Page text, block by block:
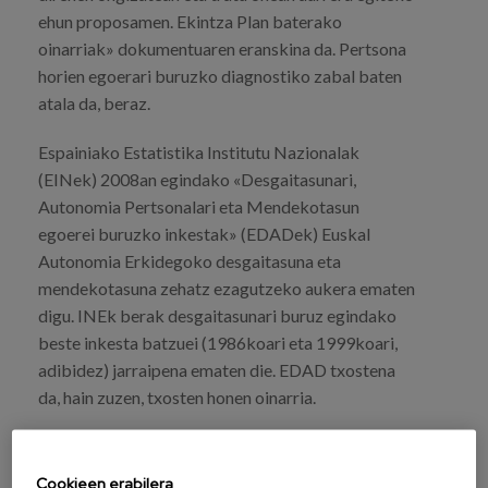
Prentsa
Egizu lan gurekin
Salaketa-kanala
ehun proposamen. Ekintza Plan baterako
oinarriak» dokumentuaren eranskina da. Pertsona
horien egoerari buruzko diagnostiko zabal baten
atala da, beraz.
Espainiako Estatistika Institutu Nazionalak
(EINek) 2008an egindako «Desgaitasunari,
Autonomia Pertsonalari eta Mendekotasun
egoerei buruzko inkestak» (EDADek) Euskal
Autonomia Erkidegoko desgaitasuna eta
mendekotasuna zehatz ezagutzeko aukera ematen
digu. INEk berak desgaitasunari buruz egindako
beste inkesta batzuei (1986koari eta 1999koari,
adibidez) jarraipena ematen die. EDAD txostena
da, hain zuzen, txosten honen oinarria.
Cookieen erabilera